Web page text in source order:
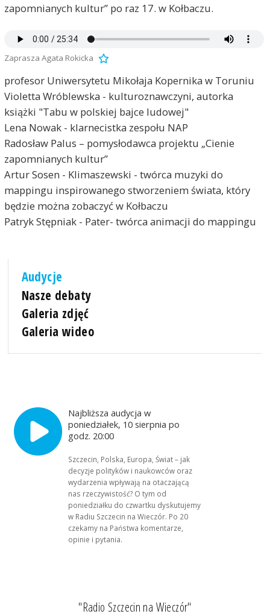
zapomnianych kultur” po raz 17. w Kołbaczu.
Zaprasza Agata Rokicka
profesor Uniwersytetu Mikołaja Kopernika w Toruniu
Violetta Wróblewska - kulturoznawczyni, autorka
książki "Tabu w polskiej bajce ludowej"
Lena Nowak - klarnecistka zespołu NAP
Radosław Palus – pomysłodawca projektu „Cienie
zapomnianych kultur”
Artur Sosen - Klimaszewski - twórca muzyki do
mappingu inspirowanego stworzeniem świata, który
będzie można zobaczyć w Kołbaczu
Patryk Stępniak - Pater- twórca animacji do mappingu
Audycje
Nasze debaty
Galeria zdjęć
Galeria wideo
Najbliższa audycja w
poniedziałek, 10 sierpnia po
godz. 20:00
Szczecin, Polska, Europa, Świat – jak
decyzje polityków i naukowców oraz
wydarzenia wpływają na otaczającą
nas rzeczywistość? O tym od
poniedziałku do czwartku dyskutujemy
w Radiu Szczecin na Wieczór. Po 20
czekamy na Państwa komentarze,
opinie i pytania.
"Radio Szczecin na Wieczór"